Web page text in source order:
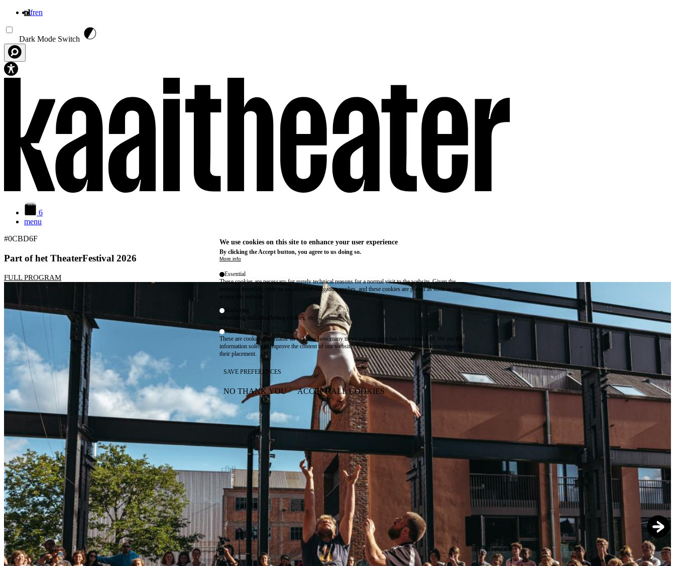
nlfren
Dark Mode Switch
6
menu
#0CBD6F
Part of het TheaterFestival 2026
FULL PROGRAM
We use cookies on this site to enhance your user experience
By clicking the Accept button, you agree to us doing so.
More info
Essential
These cookies are necessary for purely technical reasons for a normal visit to the website. Given the
technical necessity, only an information obligation applies, and these cookies are placed as soon as you
access the website.
Marketing
advertising and remarketing cookies, etc.
Statistics
These are cookies that enable us to know how many times a given page has been consulted. We use this
information solely to improve the content of our website. These cookies are only placed if you agree to
their placement.
SAVE PREFERENCES
NO THANK YOU ACCEPT ALL COOKIES
WITHDRAW CONSENT